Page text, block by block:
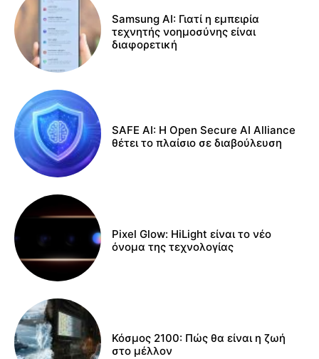
Samsung AI: Γιατί η εμπειρία
τεχνητής νοημοσύνης είναι
διαφορετική
SAFE AI: Η Open Secure AI Alliance
θέτει το πλαίσιο σε διαβούλευση
Pixel Glow: HiLight είναι το νέο
όνομα της τεχνολογίας
Κόσμος 2100: Πώς θα είναι η ζωή
στο μέλλον